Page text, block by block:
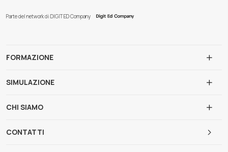
Parte del network di DIGIT ED Company
FORMAZIONE
SIMULAZIONE
CHI SIAMO
CONTATTI